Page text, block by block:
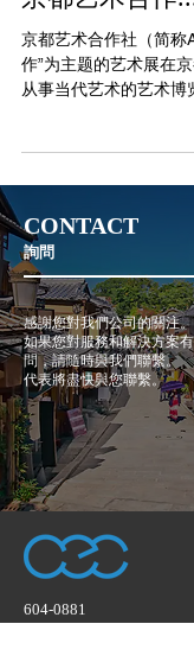
京都艺术合作社（简称
作”为主题的艺术展在
从事当代艺术的艺术博
CONTACT
詢問
感謝您對我們公司的關注。
如果您對服務和解決方案
問，請隨時與我們聯繫。
代表將盡快與您聯繫。
604-0881